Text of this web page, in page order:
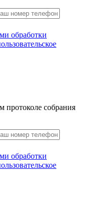
обработки
протоколе собрания
обработки